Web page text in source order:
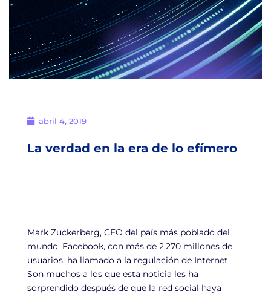
abril 4, 2019
La verdad en la era de lo efímero
Mark Zuckerberg, CEO del país más poblado del
mundo, Facebook, con más de 2.270 millones de
usuarios, ha llamado a la regulación de Internet.
Son muchos a los que esta noticia les ha
sorprendido después de que la red social haya